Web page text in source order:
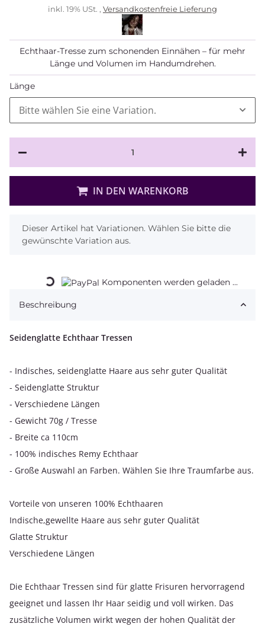
inkl. 19% USt. , Versandkostenfreie Lieferung
Echthaar-Tresse zum schonenden Einnähen – für mehr
Länge und Volumen im Handumdrehen.
Länge
Bitte wählen Sie eine Variation.
IN DEN WARENKORB
x
Dieser Artikel hat Variationen. Wählen Sie bitte die
gewünschte Variation aus.
Loading... Komponenten werden geladen ...
Beschreibung
Seidenglatte Echthaar Tressen
- Indisches, seidenglatte Haare aus sehr guter Qualität
- Seidenglatte Struktur
- Verschiedene Längen
- Gewicht 70g / Tresse
- Breite ca 110cm
- 100% indisches Remy Echthaar
- Große Auswahl an Farben. Wählen Sie Ihre Traumfarbe aus.
Vorteile von unseren 100% Echthaaren
Indische,gewellte Haare aus sehr guter Qualität
Glatte Struktur
Verschiedene Längen
Die Echthaar Tressen sind für glatte Frisuren hervorragend
geeignet und lassen Ihr Haar seidig und voll wirken. Das
zusätzliche Volumen wirkt wegen der hohen Qualität der